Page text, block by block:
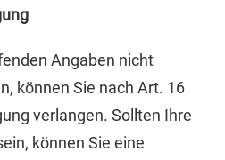
Angaben nicht
können Sie nach Art. 16
verlangen. Sollten Ihre
können Sie eine